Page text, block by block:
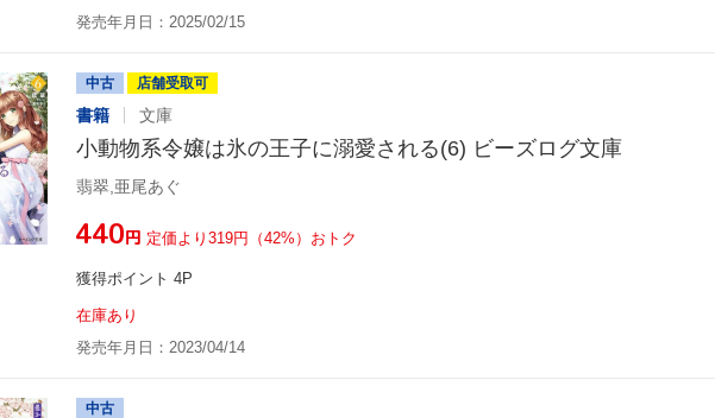
発売年月日：2025/02/15
中古 店舗受取可
書籍 文庫
小動物系令嬢は氷の王子に溺愛される(6) ビーズログ文庫
翡翠,亜尾あぐ
¥440円 定価より319円（42%）おトク
獲得ポイント 4P
在庫あり
発売年月日：2023/04/14
中古